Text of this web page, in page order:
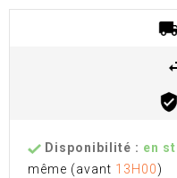
Disponibilité : en
même (avant 13H00)